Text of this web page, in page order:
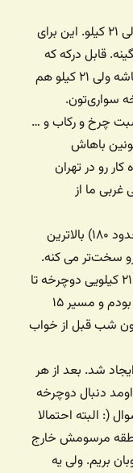
دوچرخه‌ها بسیار سنگین هستن، حوالی ۲۱ کیلو. این برای
قابل درکه که
دوچرخه اشتراکی باید قرص و محکم باشه ولی ۲۱ کیلو هم
سواری‌تون.
چرخ و رکاب و …
باهاش
رو در تهران
ما از
فریم دوچرخه کوچیکه. برای قد من (حدود ۱۸۰) بالاترین
سخت‌تر می کنه.
اضافه اش کنین به نبودن دنده و وزن ۲۱ کیلویی دوچرخه تا
ببینین چرا من عضو تیم لاک پشت‌ها بودم و مسیر ۱۵
رفتم و اون شب قبل از خواب
شد. بعد از هر
دنبال دوچرخه
(: البته احتمالا
مرسومش خارج
بریم. ولی یه